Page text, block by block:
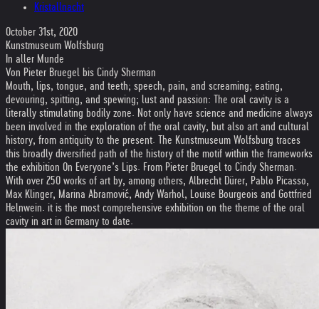
Kristallnacht
October 31st, 2020
Kunstmuseum Wolfsburg
In aller Munde
Von Pieter Bruegel bis Cindy Sherman
Mouth, lips, tongue, and teeth; speech, pain, and screaming; eating,
devouring, spitting, and spewing; lust and passion: The oral cavity is a
literally stimulating bodily zone. Not only have science and medicine always
been involved in the exploration of the oral cavity, but also art and cultural
history, from antiquity to the present. The Kunstmuseum Wolfsburg traces
this broadly diversified path of the history of the motif within the frameworks
the exhibition On Everyone’s Lips. From Pieter Bruegel to Cindy Sherman.
With over 250 works of art by, among others, Albrecht Dürer, Pablo Picasso,
Max Klinger, Marina Abramović, Andy Warhol, Louise Bourgeois and Gottfried
Helnwein. it is the most comprehensive exhibition on the theme of the oral
cavity in art in Germany to date.